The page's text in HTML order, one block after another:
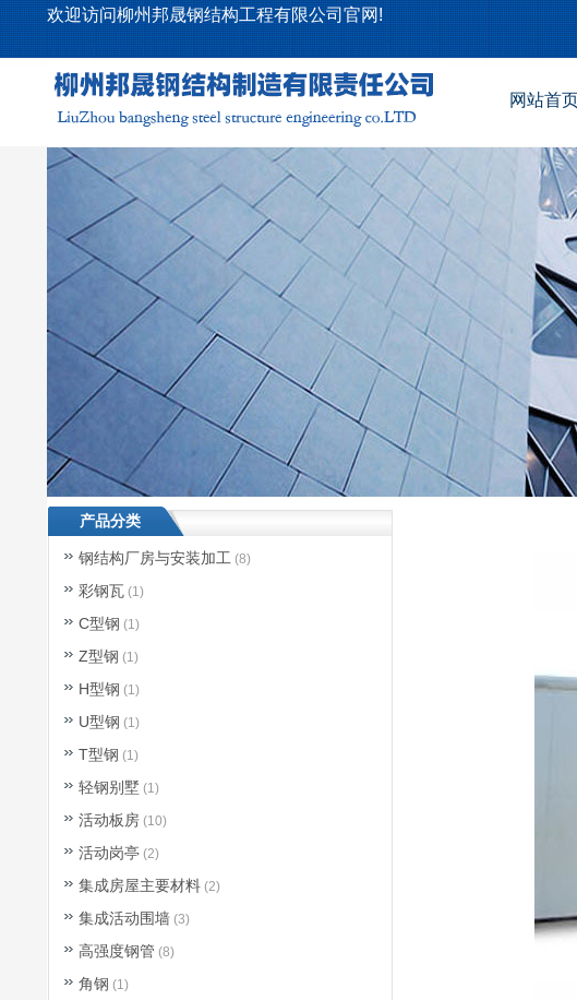
网站首
欢迎访问柳州邦晟钢结构工程有限公司官网!
产品分类
钢结构厂房与安装加工 (8)
彩钢瓦 (1)
C型钢 (1)
Z型钢 (1)
H型钢 (1)
U型钢 (1)
T型钢 (1)
轻钢别墅 (1)
活动板房 (10)
活动岗亭 (2)
集成房屋主要材料 (2)
集成活动围墙 (3)
高强度钢管 (8)
角钢 (1)